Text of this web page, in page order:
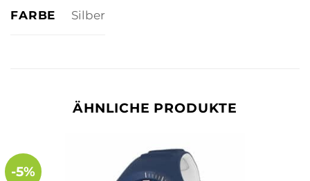
FARBE Silber
ÄHNLICHE PRODUKTE
-5%